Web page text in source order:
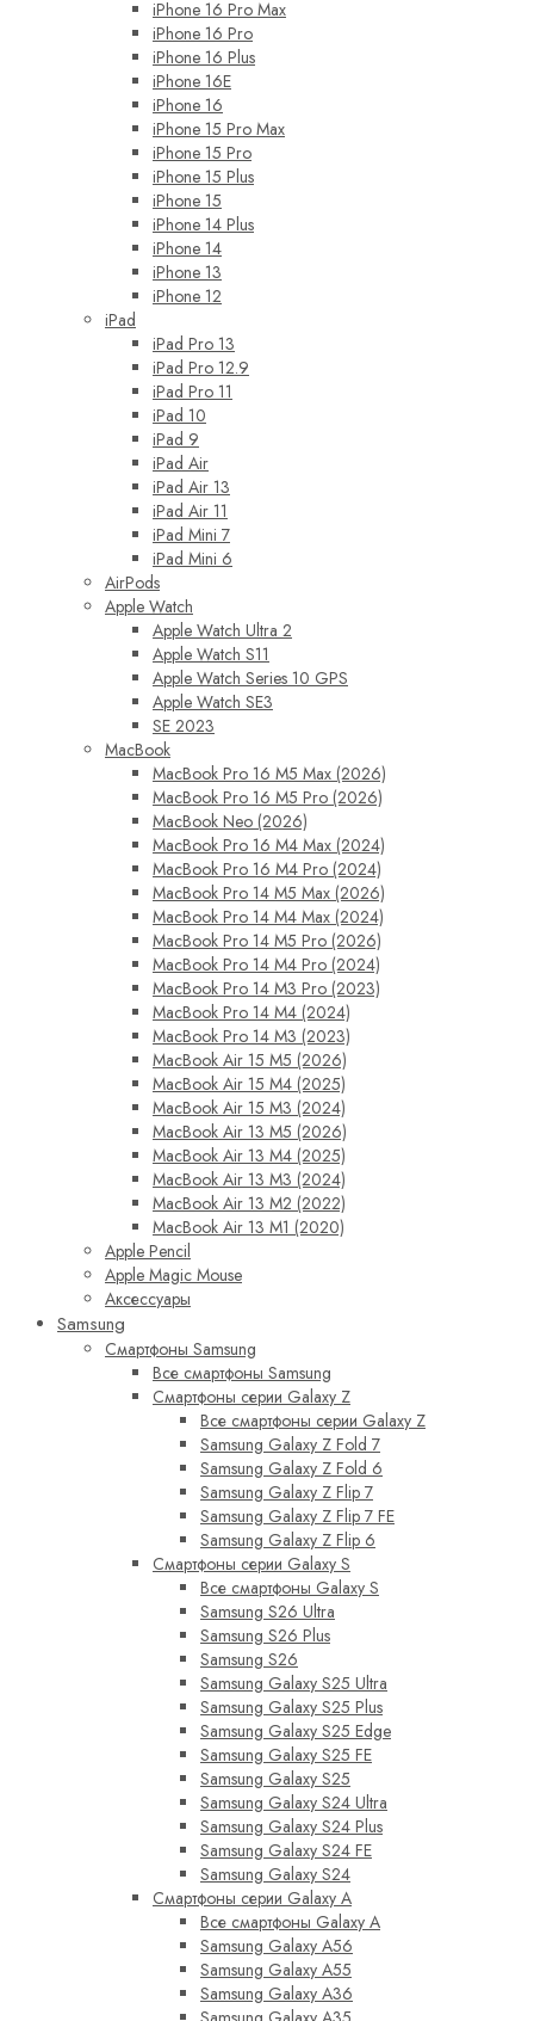
iPhone 16 Pro Max
iPhone 16 Pro
iPhone 16 Plus
iPhone 16E
iPhone 16
iPhone 15 Pro Max
iPhone 15 Pro
iPhone 15 Plus
iPhone 15
iPhone 14 Plus
iPhone 14
iPhone 13
iPhone 12
iPad
iPad Pro 13
iPad Pro 12.9
iPad Pro 11
iPad 10
iPad 9
iPad Air
iPad Air 13
iPad Air 11
iPad Mini 7
iPad Mini 6
AirPods
Apple Watch
Apple Watch Ultra 2
Apple Watch S11
Apple Watch Series 10 GPS
Apple Watch SE3
SE 2023
MacBook
MacBook Pro 16 M5 Max (2026)
MacBook Pro 16 M5 Pro (2026)
MacBook Neo (2026)
MacBook Pro 16 M4 Max (2024)
MacBook Pro 16 M4 Pro (2024)
MacBook Pro 14 M5 Max (2026)
MacBook Pro 14 M4 Max (2024)
MacBook Pro 14 M5 Pro (2026)
MacBook Pro 14 M4 Pro (2024)
MacBook Pro 14 M3 Pro (2023)
MacBook Pro 14 M4 (2024)
MacBook Pro 14 M3 (2023)
MacBook Air 15 M5 (2026)
MacBook Air 15 M4 (2025)
MacBook Air 15 M3 (2024)
MacBook Air 13 M5 (2026)
MacBook Air 13 M4 (2025)
MacBook Air 13 M3 (2024)
MacBook Air 13 M2 (2022)
MacBook Air 13 M1 (2020)
Apple Pencil
Apple Magic Mouse
Аксессуары
Samsung
Смартфоны Samsung
Все смартфоны Samsung
Смартфоны серии Galaxy Z
Все смартфоны серии Galaxy Z
Samsung Galaxy Z Fold 7
Samsung Galaxy Z Fold 6
Samsung Galaxy Z Flip 7
Samsung Galaxy Z Flip 7 FE
Samsung Galaxy Z Flip 6
Смартфоны серии Galaxy S
Все смартфоны Galaxy S
Samsung S26 Ultra
Samsung S26 Plus
Samsung S26
Samsung Galaxy S25 Ultra
Samsung Galaxy S25 Plus
Samsung Galaxy S25 Edge
Samsung Galaxy S25 FE
Samsung Galaxy S25
Samsung Galaxy S24 Ultra
Samsung Galaxy S24 Plus
Samsung Galaxy S24 FE
Samsung Galaxy S24
Смартфоны серии Galaxy A
Все смартфоны Galaxy A
Samsung Galaxy A56
Samsung Galaxy A55
Samsung Galaxy A36